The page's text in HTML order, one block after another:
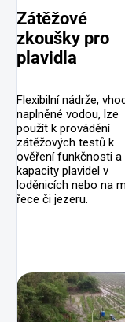
Zátěžové
zkoušky pro
plavidla
Flexibilní nádrže,
naplněné vodou, lze
použít k provádění
zátěžových testů k
ověření funkčnosti a
kapacity plavidel v
loděnicích nebo na
řece či jezeru.